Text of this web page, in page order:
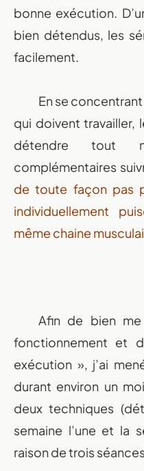
bonne exécution.
bien détendus, les
facilement.
En se
qui doivent travailler,
détendre tout
complémentaires
de toute façon pas
individuellement
même chaine
Afin de bien
fonctionnement et
exécution », j’ai
durant environ un
deux techniques
semaine l’une et la
raison de trois